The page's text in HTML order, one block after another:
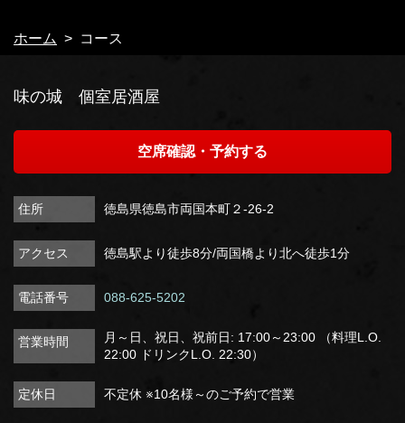
ホーム コース
味の城 個室居酒屋
空席確認・予約する
住所 徳島県徳島市両国本町２-26-2
アクセス 徳島駅より徒歩8分/両国橋より北へ徒歩1分
電話番号 088-625-5202
営業時間
月～日、祝日、祝前日: 17:00～23:00 （料理L.O.
22:00 ドリンクL.O. 22:30）
定休日 不定休 ※10名様～のご予約で営業